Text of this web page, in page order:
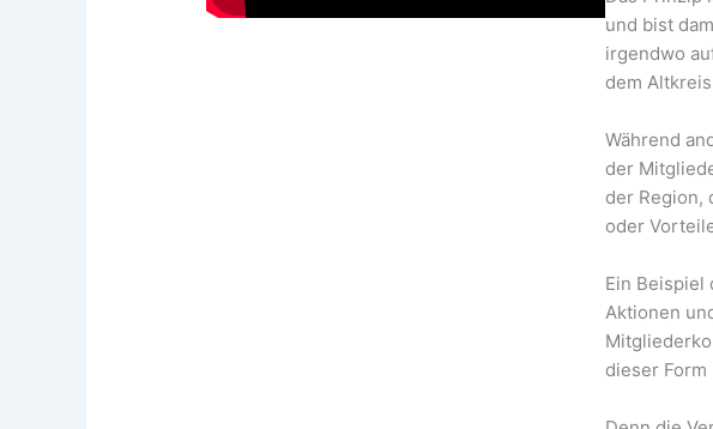
und bist
irgendwo
dem
Während
der
der Region,
oder
Ein Beispiel
Aktionen
dieser